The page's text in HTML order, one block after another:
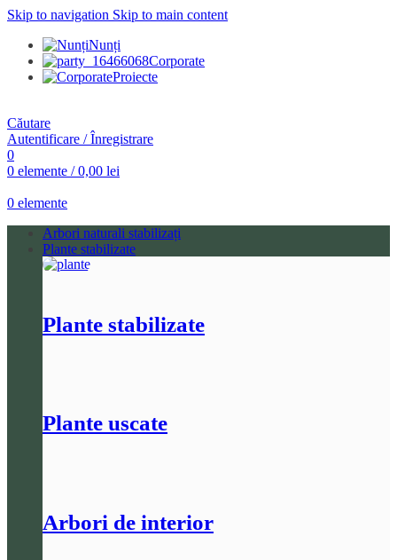
Skip to navigation Skip to main content
Nunți
Corporate
Proiecte
Căutare
Autentificare / Înregistrare
0
0 elemente / 0,00 lei
0 elemente
Arbori naturali stabilizați
Plante stabilizate
Plante stabilizate
Plante uscate
Arbori de interior